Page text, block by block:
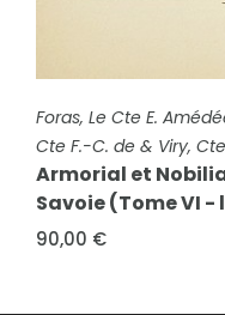
FICHE COMPLÈTE
Foras, Le Cte E.
Cte F.-C. de & Viry,
Armorial et
Savoie (Tome VI
90,00 €
Foras, Le Cte E.
90,00 €